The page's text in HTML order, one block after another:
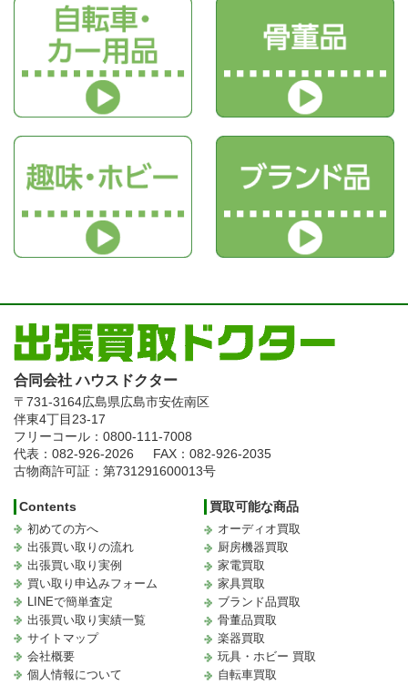
合同会社 ハウスドクター
〒731-3164広島県広島市安佐南区
伴東4丁目23-17
フリーコール：0800-111-7008
代表：082-926-2026
FAX：082-926-2035
古物商許可証：第731291600013号
Contents
初めての方へ
出張買い取りの流れ
出張買い取り実例
買い取り申込みフォーム
LINEで簡単査定
出張買い取り実績一覧
サイトマップ
会社概要
個人情報について
買取可能な商品
オーディオ買取
厨房機器買取
家電買取
家具買取
ブランド品買取
骨董品買取
楽器買取
玩具・ホビー 買取
自転車買取